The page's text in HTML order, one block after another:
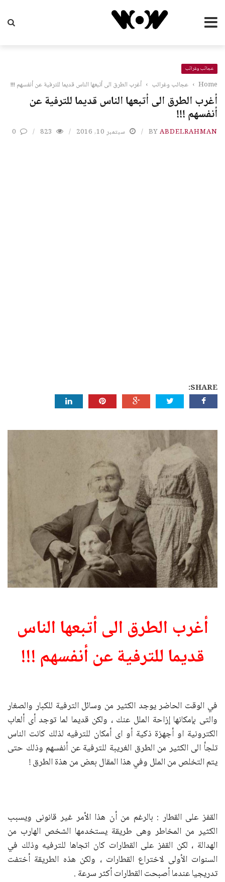
عجائب وغرائب
Home
› عجائب وغرائب › أغرب الطرق الى أتبعها الناس قديما للترفية عن أنفسهم !!!
أغرب الطرق الى أتبعها الناس قديما للترفية عن
أنفسهم !!!
BYABDELRAHMAN سبتمبر 10, 2016 823
0
SHARE:
أغرب الطرق الى أتبعها الناس
قديما للترفية عن أنفسهم !!!
في الوقت الحاضر يوجد الكثير من وسائل الترفية للكبار والصغار
والتى بإمكانها إزاحة الملل عنك ، ولكن قديما لما توجد أى ألعاب
الكترونية او أجهزة ذكية أو اى أمكان للترفيه لذلك كانت الناس
تلجأ الى الكثير من الطرق الغريبة للترفية عن أنفسهم وذلك حتى
يتم التخلص من الملل وفي هذا المقال بعض من هذة الطرق !
القفز على القطار : بالرغم من أن هذا الأمر غير قانونى ويسبب
الكثير من المخاطر وهى طريقة يستخدمها الشخص الهارب من
الهدالة ، لكن القفز على القطارات كان اتجاها للترفيه وذلك في
السنوات الأولى لاختراع القطارات ، ولكن هذه الطريقة أختفت
تدريجيا عندما أصبحت القطارات أكثر سرعة .